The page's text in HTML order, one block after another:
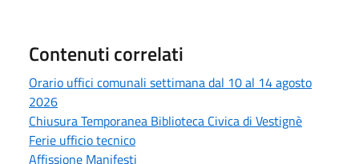
Contenuti correlati
Orario uffici comunali settimana dal 10 al 14 agosto
2026
Chiusura Temporanea Biblioteca Civica di Vestignè
Ferie ufficio tecnico
Affissione Manifesti